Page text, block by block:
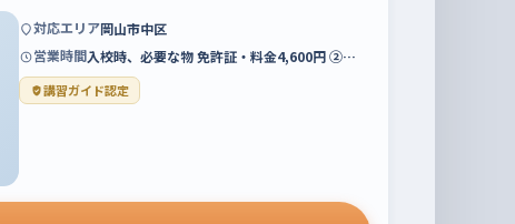
対応エリア岡山市中区
営業時間入校時、必要な物 免許証・料金4,600円 ②…
講習ガイド認定